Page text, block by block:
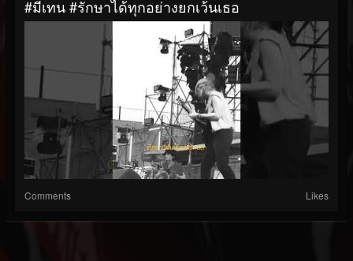
#มีเทน #รักษาได้ทุกอย่างยกเว้นเธอ
Comments Likes